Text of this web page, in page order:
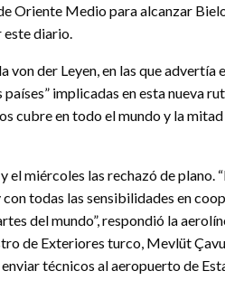
Oriente Medio para alcanzar
este diario.
der Leyen, en las que advertía
implicadas en esta nueva
cubre en todo el mundo y la
el miércoles las rechazó de plano.
todas las sensibilidades en
del mundo”, respondió la
de Exteriores turco, Mevlüt
técnicos al aeropuerto de